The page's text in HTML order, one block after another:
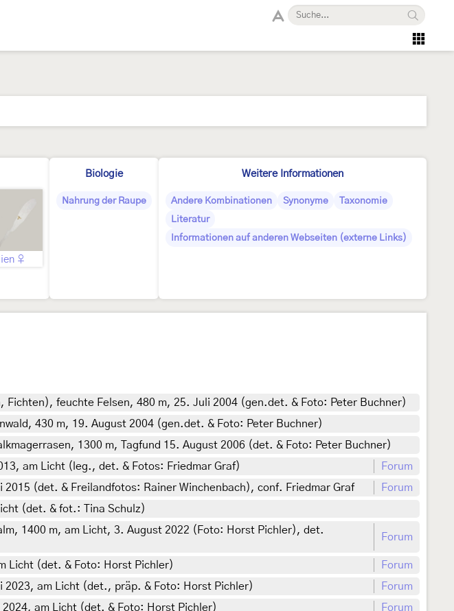
♀
Biologie
Nahrung der Raupe
Weitere Informationen
Andere Kombinationen Synonyme
Taxonomie
Literatur
Informationen auf anderen Webseiten (externe Links)
feuchte Felsen, 480 m, 25. Juli 2004 (gen.det. & Foto: Peter Buchner)
430 m, 19. August 2004 (gen.det. & Foto: Peter Buchner)
1300 m, Tagfund 15. August 2006 (det. & Foto: Peter Buchner)
am Licht (leg., det. & Fotos: Friedmar Graf)
Forum
(det. & Freilandfotos: Rainer Winchenbach), conf. Friedmar Graf
Forum
(det. & fot.: Tina Schulz)
1400 m, am Licht, 3. August 2022 (Foto: Horst Pichler), det.
Forum
Licht (det. & Foto: Horst Pichler)
Forum
am Licht (det., präp. & Foto: Horst Pichler)
Forum
am Licht (det. & Foto: Horst Pichler) Forum